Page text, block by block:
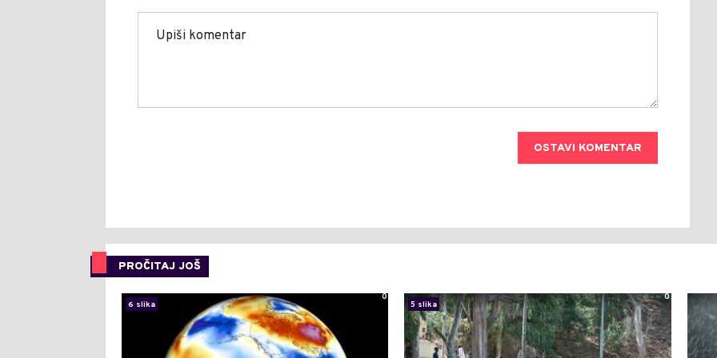
OSTAVI KOMENTAR
PROČITAJ JOŠ
6 slika
0
5 slika
0